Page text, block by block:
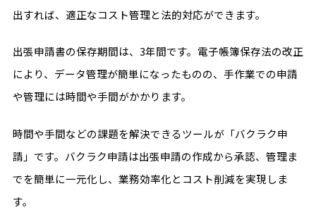
出すれば、適正なコスト管理と法的対応ができます。
出張申請書の保存期間は、3年間です。電子帳簿保存法の改正
により、データ管理が簡単になったものの、手作業での申請
や管理には時間や手間がかかります。
時間や手間などの課題を解決できるツールが「バクラク申
請」です。バクラク申請は出張申請の作成から承認、管理ま
でを簡単に一元化し、業務効率化とコスト削減を実現しま
す。